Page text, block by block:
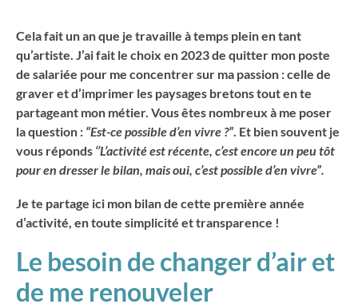
Cela fait un an que je travaille à temps plein en tant
qu’artiste. J’ai fait le choix en 2023 de quitter mon poste
de salariée pour me concentrer sur ma passion : celle de
graver et d’imprimer les paysages bretons tout en te
partageant mon métier. Vous êtes nombreux à me poser
la question : “Est-ce possible d’en vivre ?” . Et bien souvent je
vous réponds ‘’L’activité est récente, c’est encore un peu tôt
pour en dresser le bilan, mais oui, c’est possible d’en vivre”.
Je te partage ici mon bilan de cette première année
d’activité, en toute simplicité et transparence !
Le besoin de changer d’air et
de me renouveler